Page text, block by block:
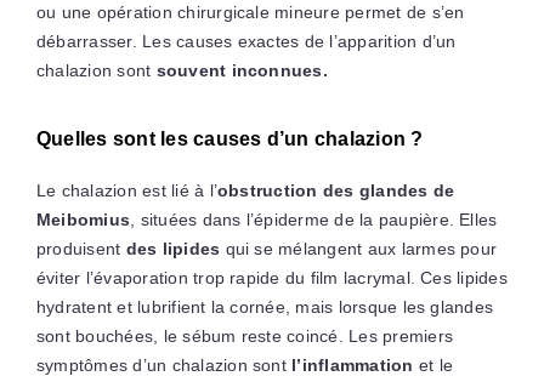
ou une opération chirurgicale mineure permet de s’en
débarrasser. Les causes exactes de l’apparition d’un
chalazion sont souvent inconnues.
Quelles sont les causes d’un chalazion ?
Le chalazion est lié à l’obstruction des glandes de
Meibomius , situées dans l’épiderme de la paupière. Elles
produisent des lipides qui se mélangent aux larmes pour
éviter l’évaporation trop rapide du film lacrymal. Ces lipides
hydratent et lubrifient la cornée, mais lorsque les glandes
sont bouchées, le sébum reste coincé. Les premiers
symptômes d’un chalazion sont l’inflammation et le